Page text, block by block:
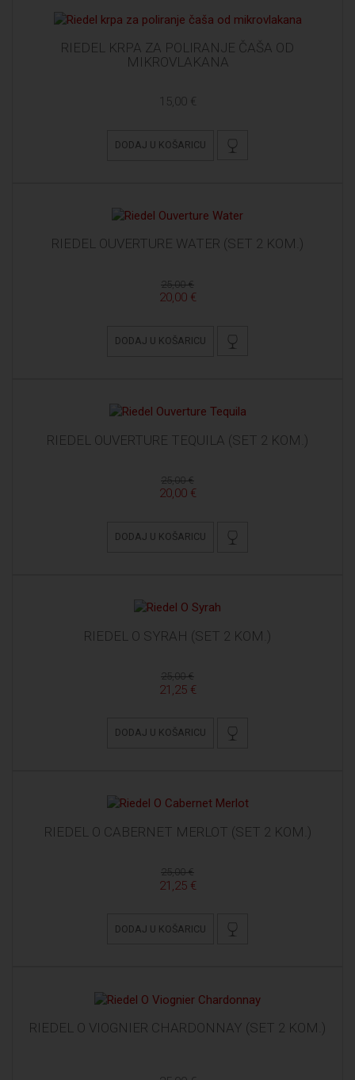
RIEDEL KRPA ZA POLIRANJE ČAŠA OD
MIKROVLAKANA
15,00 €
DODAJ U KOŠARICU
RIEDEL OUVERTURE WATER (SET 2 KOM.)
25,00 €
20,00 €
DODAJ U KOŠARICU
RIEDEL OUVERTURE TEQUILA (SET 2 KOM.)
25,00 €
20,00 €
DODAJ U KOŠARICU
RIEDEL O SYRAH (SET 2 KOM.)
25,00 €
21,25 €
DODAJ U KOŠARICU
RIEDEL O CABERNET MERLOT (SET 2 KOM.)
25,00 €
21,25 €
DODAJ U KOŠARICU
RIEDEL O VIOGNIER CHARDONNAY (SET 2 KOM.)